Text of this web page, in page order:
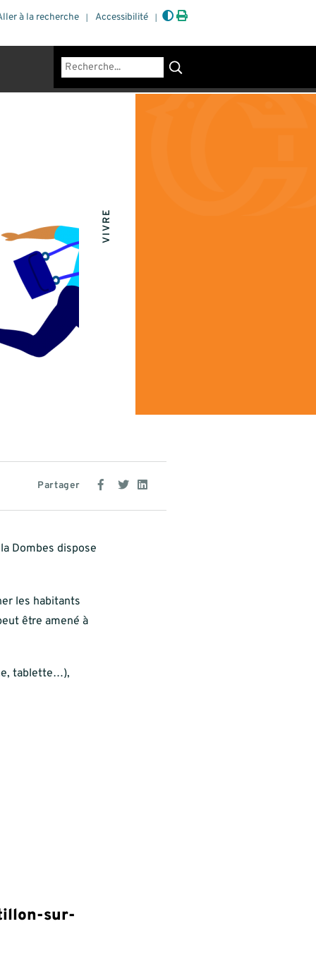
à la recherche Accessibilité
Rechercher
VIVRE
Partager
Dombes dispose
les habitants
être amené à
tablette…),
sur-